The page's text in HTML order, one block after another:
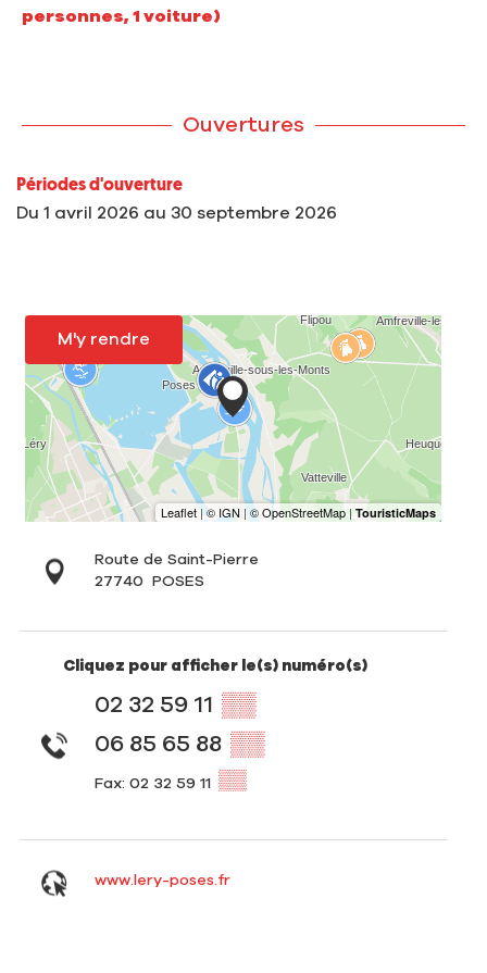
personnes, 1 voiture)
Ouvertures
Périodes d'ouverture
Du 1 avril 2026 au 30 septembre 2026
M'y rendre
Route de Saint-Pierre
27740
POSES
Cliquez pour afficher le(s) numéro(s)
02 32 59 11 ▒▒
06 85 65 88 ▒▒
Fax: 02 32 59 11 ▒▒
www.lery-poses.fr